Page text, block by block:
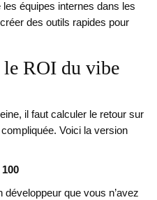
équipes internes dans les
des outils rapides pour
le ROI du vibe
il faut calculer le retour sur
Voici la version
développeur que vous n’avez